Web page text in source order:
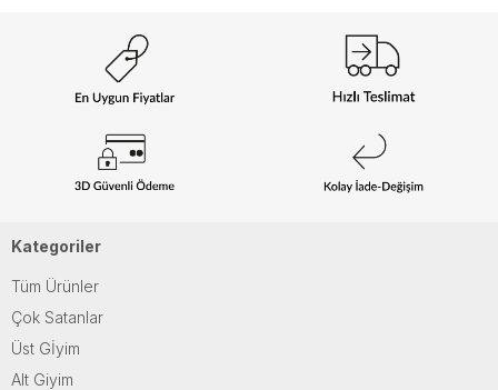
Kategoriler
Tüm Ürünler
Çok Satanlar
Üst Gİyim
Alt Giyim